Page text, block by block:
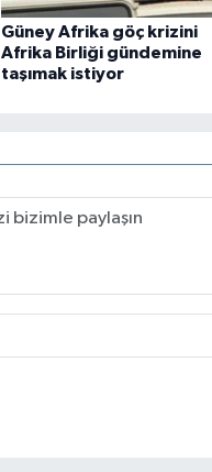
Güney Afrika göç krizini
Afrika Birliği gündemine
taşımak istiyor